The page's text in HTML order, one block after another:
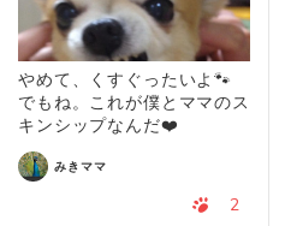
やめて、くすぐったいよ🐾
でもね。これが僕とママのス
キンシップなんだ❤️
みきママ
2